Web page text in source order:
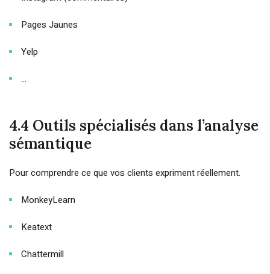
Pages Jaunes
Yelp
…
4.4 Outils spécialisés dans l’analyse
sémantique
Pour comprendre ce que vos clients expriment réellement.
MonkeyLearn
Keatext
Chattermill